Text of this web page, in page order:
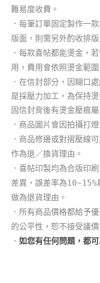
難易度收費。
．每筆訂單固定製作一
版面，則需另外酌收排版
．每款喜帖都能燙金，
用，費用會依照燙金範
．在信封部分，因糊口
是採壓力加工，為保持
固信封背後有燙金壓痕
．商品圖片會因拍攝打
．商品修邊或對摺壓線
作為退／換貨理由。
．喜帖印製均為合版印
差異，誤差率為
做為退貨理由。
．所有商品價格都給予
的公平性，恕不接受議價
．如您有任何問題，都